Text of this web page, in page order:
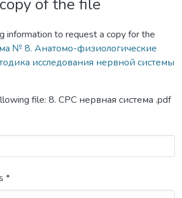
of the file
information to request a copy for the
№ 8. Анатомо-физиологические
исследования нервной системы
file: 8. СРС нервная система .pdf
*